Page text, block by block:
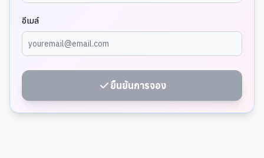
อีเมล์
ยืนยันการจอง